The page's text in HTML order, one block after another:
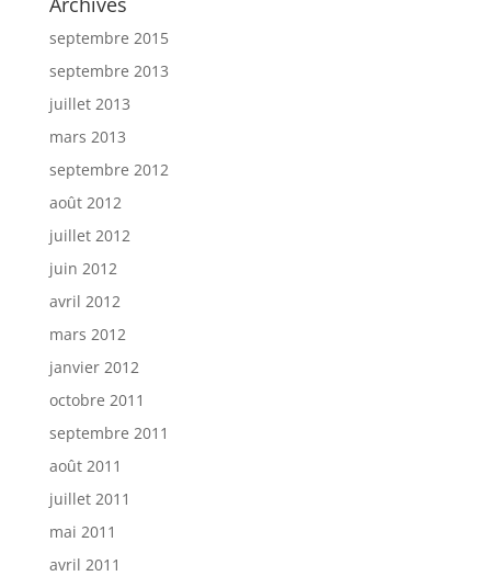
septembre 2015
septembre 2013
juillet 2013
mars 2013
septembre 2012
août 2012
juillet 2012
juin 2012
avril 2012
mars 2012
janvier 2012
octobre 2011
septembre 2011
août 2011
juillet 2011
mai 2011
avril 2011